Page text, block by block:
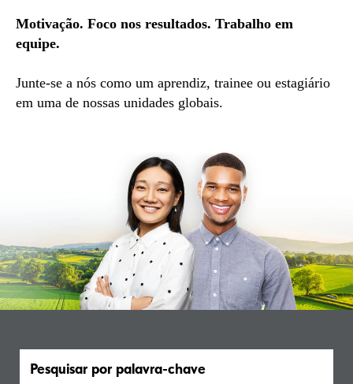
Motivação. Foco nos resultados. Trabalho em
equipe.
Junte-se a nós como um aprendiz, trainee ou estagiário
em uma de nossas unidades globais.